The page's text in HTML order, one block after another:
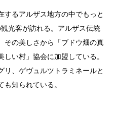
るアルザス地方の中でもっと
光客が訪れる。アルザス伝統
その美しさから「ブドウ畑の真
い村」協会に加盟している。
リ、ゲヴュルツトラミネールと
知られている。